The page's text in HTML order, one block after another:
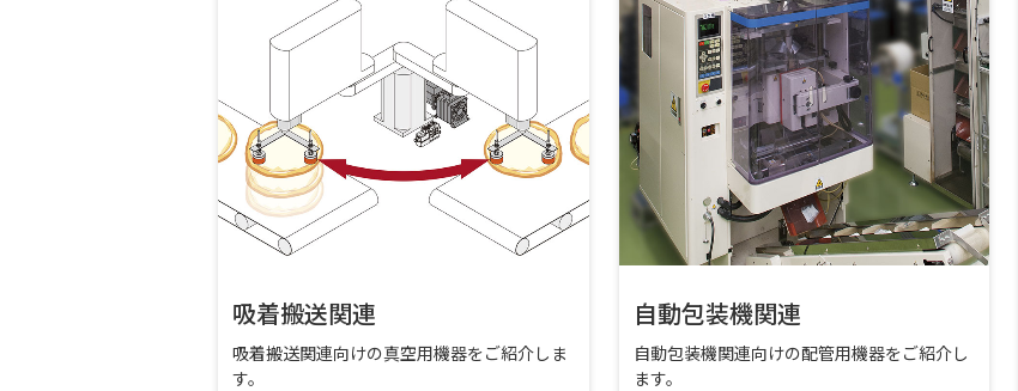
吸着搬送関連
吸着搬送関連向けの真空用機器をご紹介しま
す。
自動包装機関連
自動包装機関連向けの配管用機器をご紹介し
ます。